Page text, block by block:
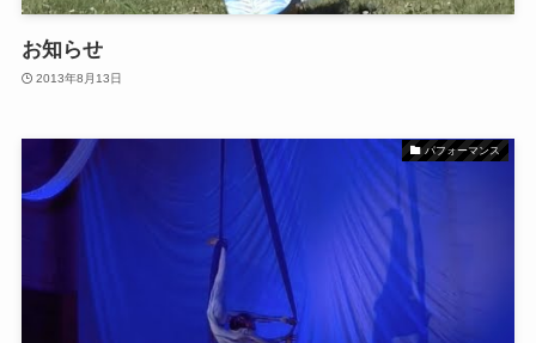
お知らせ
2013年8月13日
パフォーマンス